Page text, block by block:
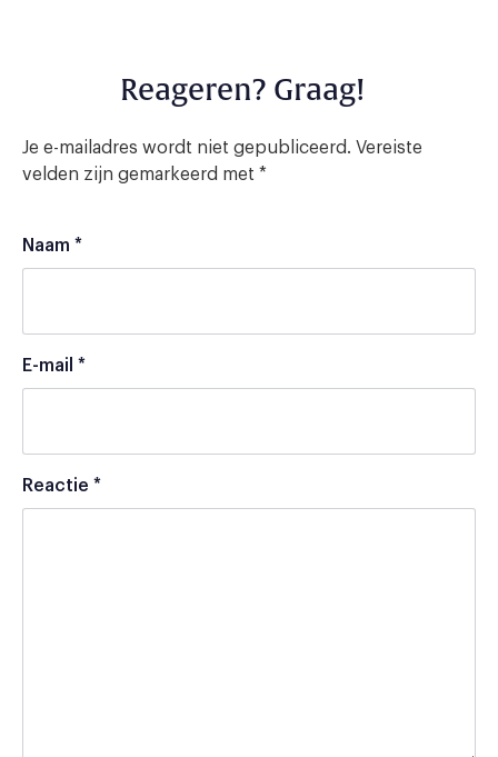
Reageren? Graag!
Je e-mailadres wordt niet gepubliceerd. Vereiste
velden zijn gemarkeerd met *
Naam *
E-mail *
Reactie *